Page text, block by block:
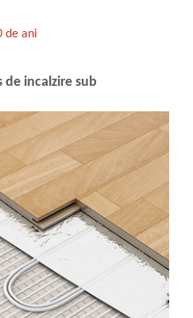
de ani
de incalzire sub